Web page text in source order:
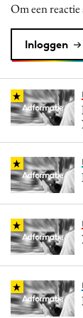
Programmatic
Purpose
Reputatie & crisis
Om een reactie
Inloggen